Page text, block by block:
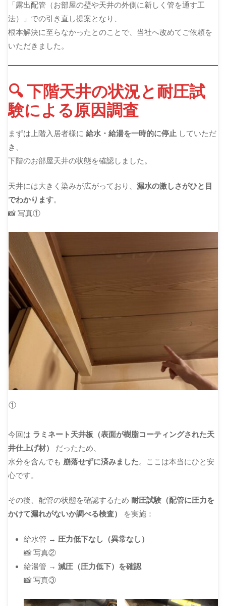
「露出配管（お部屋の壁や天井の外側に新しく管を通す工
法）」での引き直し提案となり、
根本解決に至らなかったとのことで、当社へ改めてご依頼を
いただきました。
🔍 下階天井の状況と耐圧試
験による原因調査
まずは上階入居者様に給水・給湯を一時的に停止 していただ
き、
下階のお部屋天井の状態を確認しました。
天井には大きく染みが広がっており、漏水の激しさがひと目
でわかります。
📸 写真①
①
今回は ラミネート天井板（表面が樹脂コーティングされた天
井仕上げ材）
だったため、
水分を含んでも 崩落せずに済みました。ここは本当にひと安
心です。
その後、配管の状態を確認するため耐圧試験（配管に圧力を
かけて漏れがないか調べる検査）
を実施：
給水管 → 圧力低下なし（異常なし）
📸 写真②
給湯管 → 減圧（圧力低下）を確認
📸 写真③